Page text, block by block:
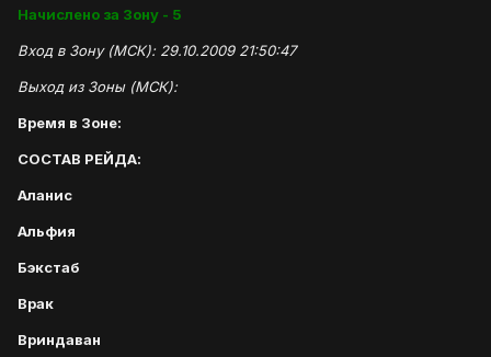
Начислено за Зону - 5
Вход в Зону (МСК): 29.10.2009 21:50:47
Выход из Зоны (МСК):
Время в Зоне:
СОСТАВ РЕЙДА:
Аланис
Альфия
Бэкстаб
Врак
Вриндаван